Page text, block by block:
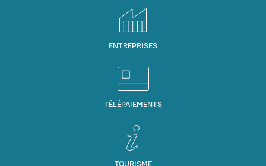
ENTREPRISES
TÉLÉPAIEMENTS
TOURISME